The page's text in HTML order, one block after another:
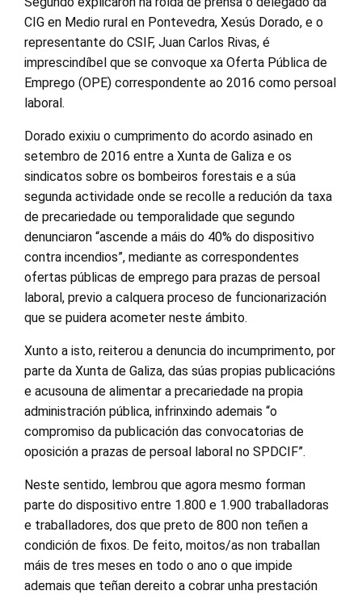
CIG en Medio rural en Pontevedra, Xesús Dorado, e o
representante do CSIF, Juan Carlos Rivas, é
imprescindíbel que se convoque xa Oferta Pública de
Emprego (OPE) correspondente ao 2016 como persoal
laboral.
Dorado exixiu o cumprimento do acordo asinado en
setembro de 2016 entre a Xunta de Galiza e os
sindicatos sobre os bombeiros forestais e a súa
segunda actividade onde se recolle a redución da taxa
de precariedade ou temporalidade que segundo
denunciaron “ascende a máis do 40% do dispositivo
contra incendios”, mediante as correspondentes
ofertas públicas de emprego para prazas de persoal
laboral, previo a calquera proceso de funcionarización
que se puidera acometer neste ámbito.
Xunto a isto, reiterou a denuncia do incumprimento, por
parte da Xunta de Galiza, das súas propias publicacións
e acusouna de alimentar a precariedade na propia
administración pública, infrinxindo ademais “o
compromiso da publicación das convocatorias de
oposición a prazas de persoal laboral no SPDCIF”.
Neste sentido, lembrou que agora mesmo forman
parte do dispositivo entre 1.800 e 1.900 traballadoras
e traballadores, dos que preto de 800 non teñen a
condición de fixos. De feito, moitos/as non traballan
máis de tres meses en todo o ano o que impide
ademais que teñan dereito a cobrar unha prestación